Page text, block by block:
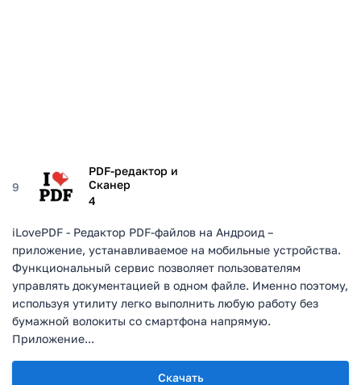
9
PDF-редактор и
Сканер
4
Скачать
iLovePDF - Редактор PDF-файлов на Андроид –
приложение, устанавливаемое на мобильные устройства.
Функциональный сервис позволяет пользователям
управлять документацией в одном файле. Именно поэтому,
используя утилиту легко выполнить любую работу без
бумажной волокиты со смартфона напрямую.
Приложение...